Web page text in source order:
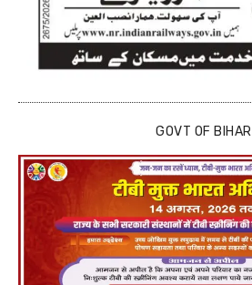
GOVT OF BIHAR